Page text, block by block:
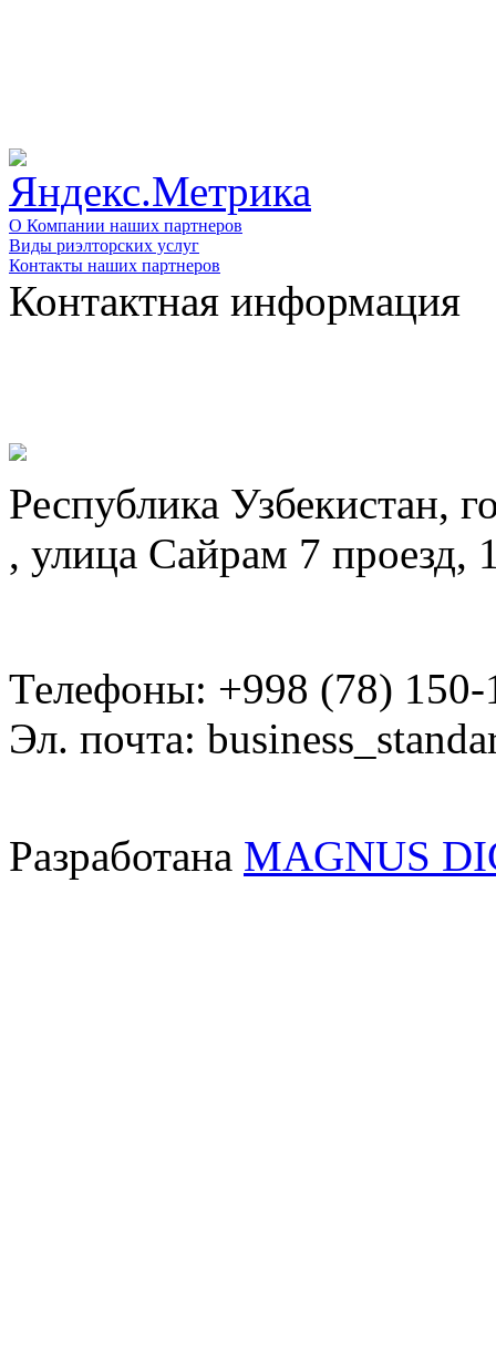
О Компании наших партнеров
Виды риэлторских услуг
Контакты наших партнеров
Контактная информация
Республика Узбекистан,
, улица Сайрам 7 проезд,
Телефоны: +998 (78) 150-
Эл. почта:
Разработана MAGNUS